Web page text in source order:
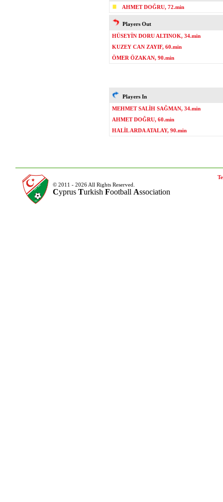
AHMET DOĞRU, 72.min
Players Out
HÜSEYİN DORU ALTINOK, 34.min
KUZEY CAN ZAYIF, 60.min
ÖMER ÖZAKAN, 90.min
Players In
MEHMET SALİH SAĞMAN, 34.min
AHMET DOĞRU, 60.min
HALİL ARDA ATALAY, 90.min
© 2011 - 2026 All Rights Reserved.
Cyprus Turkish Football Association